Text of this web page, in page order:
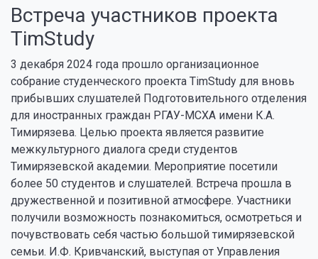
Встреча участников проекта
TimStudy
3 декабря 2024 года прошло организационное
собрание студенческого проекта TimStudy для вновь
прибывших слушателей Подготовительного отделения
для иностранных граждан РГАУ-МСХА имени К.А.
Тимирязева. Целью проекта является развитие
межкультурного диалога среди студентов
Тимирязевской академии. Мероприятие посетили
более 50 студентов и слушателей. Встреча прошла в
дружественной и позитивной атмосфере. Участники
получили возможность познакомиться, осмотреться и
почувствовать себя частью большой тимирязевской
семьи. И.Ф. Кривчанский, выступая от Управления